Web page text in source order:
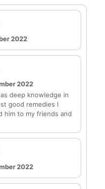
2022
2022
deep knowledge in
good remedies I
him to my friends and
2022